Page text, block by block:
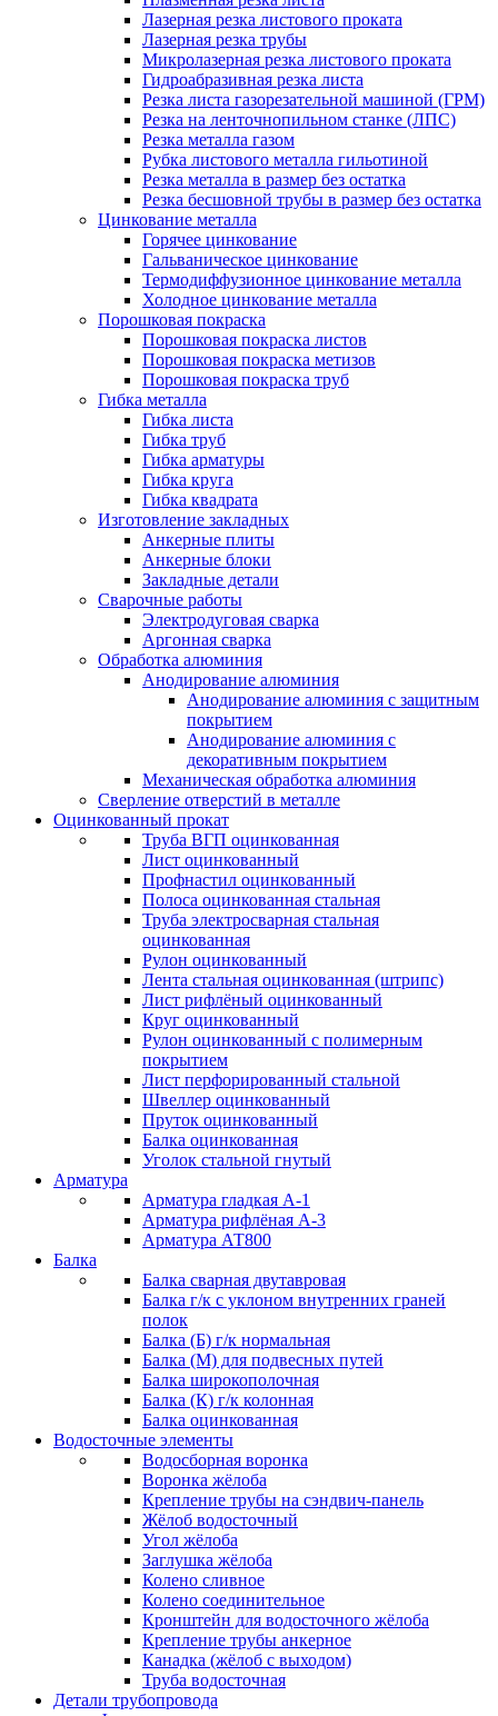
Лазерная резка листового проката
Лазерная резка трубы
Микролазерная резка листового проката
Гидроабразивная резка листа
Резка листа газорезательной машиной (ГРМ)
Резка на ленточнопильном станке (ЛПС)
Резка металла газом
Рубка листового металла гильотиной
Резка металла в размер без остатка
Резка бесшовной трубы в размер без остатка
Цинкование металла
Горячее цинкование
Гальваническое цинкование
Термодиффузионное цинкование металла
Холодное цинкование металла
Порошковая покраска
Порошковая покраска листов
Порошковая покраска метизов
Порошковая покраска труб
Гибка металла
Гибка листа
Гибка труб
Гибка арматуры
Гибка круга
Гибка квадрата
Изготовление закладных
Анкерные плиты
Анкерные блоки
Закладные детали
Сварочные работы
Электродуговая сварка
Аргонная сварка
Обработка алюминия
Анодирование алюминия
Анодирование алюминия с защитным
покрытием
Анодирование алюминия с
декоративным покрытием
Механическая обработка алюминия
Сверление отверстий в металле
Оцинкованный прокат
Труба ВГП оцинкованная
Лист оцинкованный
Профнастил оцинкованный
Полоса оцинкованная стальная
Труба электросварная стальная
оцинкованная
Рулон оцинкованный
Лента стальная оцинкованная (штрипс)
Лист рифлёный оцинкованный
Круг оцинкованный
Рулон оцинкованный с полимерным
покрытием
Лист перфорированный стальной
Швеллер оцинкованный
Пруток оцинкованный
Балка оцинкованная
Уголок стальной гнутый
Арматура
Арматура гладкая А-1
Арматура рифлёная А-3
Арматура АТ800
Балка
Балка сварная двутавровая
Балка г/к с уклоном внутренних граней
полок
Балка (Б) г/к нормальная
Балка (М) для подвесных путей
Балка широкополочная
Балка (К) г/к колонная
Балка оцинкованная
Водосточные элементы
Водосборная воронка
Воронка жёлоба
Крепление трубы на сэндвич-панель
Жёлоб водосточный
Угол жёлоба
Заглушка жёлоба
Колено сливное
Колено соединительное
Кронштейн для водосточного жёлоба
Крепление трубы анкерное
Канадка (жёлоб с выходом)
Труба водосточная
Детали трубопровода